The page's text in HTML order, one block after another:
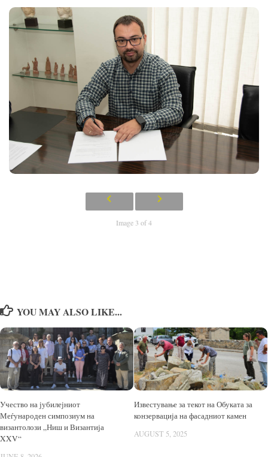
Image 3 of 4
YOU MAY ALSO LIKE...
Учество на јубилејниот
Меѓународен симпозиум на
византолози „Ниш и Византија
XXV“
Известување за текот на Обуката за
конзервација на фасадниот камен
AUGUST 5, 2025